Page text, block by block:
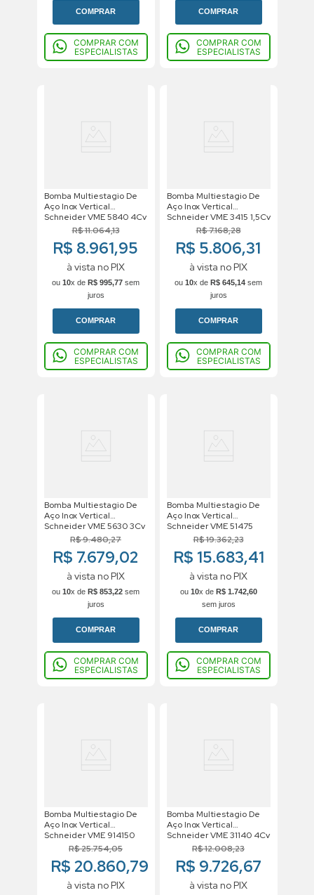
COMPRAR
COMPRAR COM
ESPECIALISTAS
COMPRAR
COMPRAR COM
ESPECIALISTAS
Bomba Multiestagio De
Aço Inox Vertical
Schneider VME 5840 4Cv
220/380v Trifasico
R$11.064,13
R$ 8.961,95
à vista no PIX
ou 10x de R$ 995,77 sem
juros
COMPRAR
COMPRAR COM
ESPECIALISTAS
Bomba Multiestagio De
Aço Inox Vertical
Schneider VME 3415 1,5Cv
220/380v Trifasico
R$7.168,28
R$ 5.806,31
à vista no PIX
ou 10x de R$ 645,14 sem
juros
COMPRAR
COMPRAR COM
ESPECIALISTAS
Bomba Multiestagio De
Aço Inox Vertical
Schneider VME 5630 3Cv
220/380v Trifasico
R$9.480,27
R$ 7.679,02
à vista no PIX
ou 10x de R$ 853,22 sem
juros
COMPRAR
COMPRAR COM
ESPECIALISTAS
Bomba Multiestagio De
Aço Inox Vertical
Schneider VME 51475
10Cv 220/380v Trifasico
R$19.362,23
R$ 15.683,41
à vista no PIX
ou 10x de R$ 1.742,60
sem juros
COMPRAR
COMPRAR COM
ESPECIALISTAS
Bomba Multiestagio De
Aço Inox Vertical
Schneider VME 914150
15Cv 220/380v Trifasico
R$25.754,05
R$ 20.860,79
à vista no PIX
Bomba Multiestagio De
Aço Inox Vertical
Schneider VME 31140 4Cv
220/380v Trifasico
R$12.008,23
R$ 9.726,67
à vista no PIX